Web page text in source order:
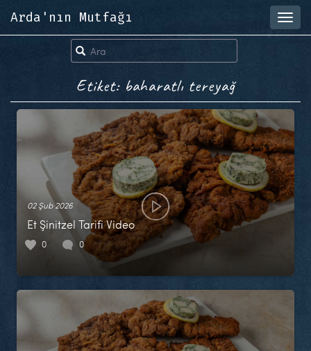
Arda'nın Mutfağı
Etiket: baharatlı tereyağ
02 Şub 2026
Et Şinitzel Tarifi Video
0 0